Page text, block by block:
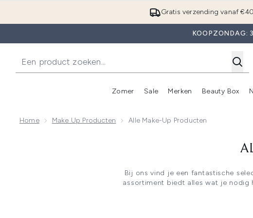
Gratis verzending vanaf
KOOPZONDAG:
Zomer
Enter submenu (Zomer)
Sale
Enter submenu (Sale)
Merken Beauty Box
Home Make Up Producten Alle Make-Up Producten
Bij ons vind je een fantastische
assortiment biedt alles wat je nodig
· Make-